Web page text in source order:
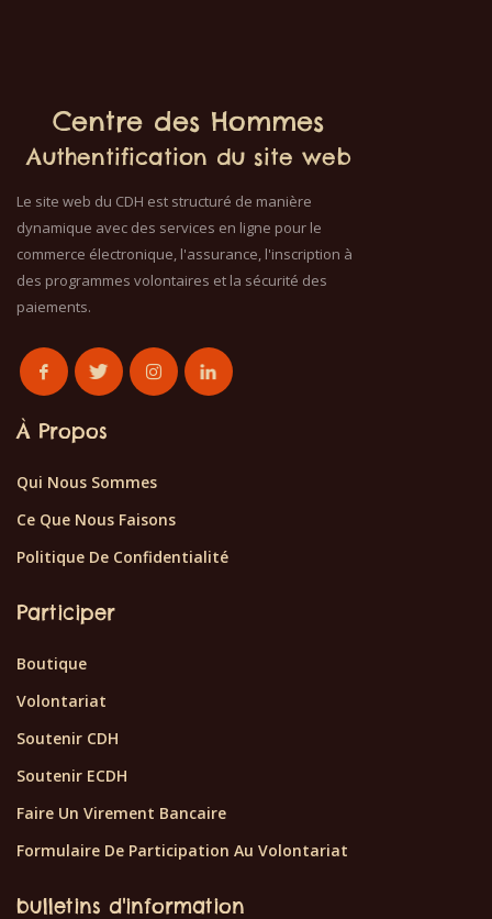
Centre des Hommes
Authentification du site web
Le site web du CDH est structuré de manière
dynamique avec des services en ligne pour le
commerce électronique, l'assurance, l'inscription à
des programmes volontaires et la sécurité des
paiements.
À Propos
Qui Nous Sommes
Ce Que Nous Faisons
Politique De Confidentialité
Participer
Boutique
Volontariat
Soutenir CDH
Soutenir ECDH
Faire Un Virement Bancaire
Formulaire De Participation Au Volontariat
bulletins d'information